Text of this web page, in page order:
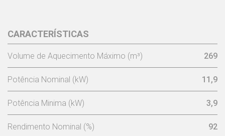
CARACTERÍSTICAS
Volume de Aquecimento Máximo (m³) 269
Potência Nominal (kW) 11,9
Potência Minima (kW) 3,9
Rendimento Nominal (%) 92